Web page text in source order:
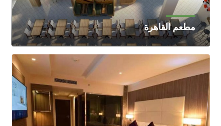
مطعم القاهرة